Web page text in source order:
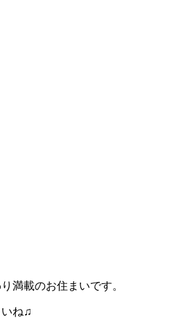
満載のお住まいです。
ね♫